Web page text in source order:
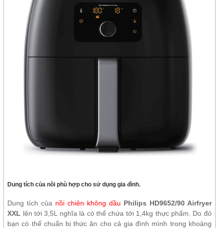
Dung tích của nồi phù hợp cho sử dụng gia đình.
Dung tích của nồi chiên không dầu Philips HD9652/90 Airfryer
XXL lên tới 3,5L nghĩa là có thể chứa tới 1,4kg thực phẩm. Do đó
bạn có thể chuẩn bị thức ăn cho cả gia đình mình trong khoảng